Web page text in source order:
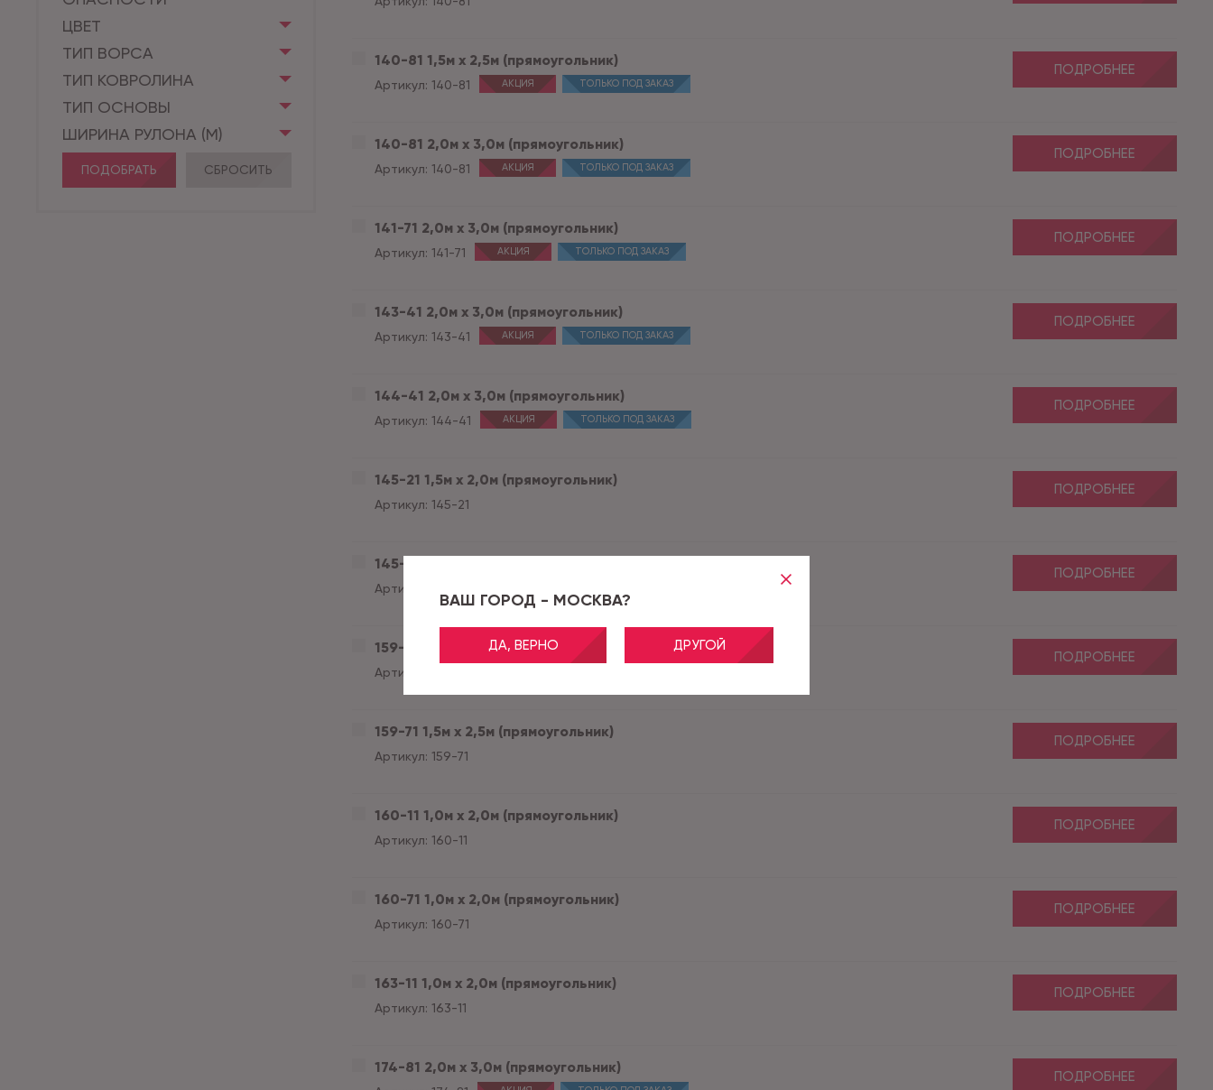
ВАШ ГОРОД - МОСКВА?
ДА, ВЕРНО ДРУГОЙ
ЦВЕТ
ТИП ВОРСА
ТИП КОВРОЛИНА
ТИП ОСНОВЫ
ШИРИНА РУЛОНА (М)
ПОДОБРАТЬ СБРОСИТЬ
140-81 1,5м х 2,5м (прямоугольник)
Артикул: 140-81 АКЦИЯ ТОЛЬКО ПОД ЗАКАЗ
ПОДРОБНЕЕ
140-81 2,0м х 3,0м (прямоугольник)
Артикул: 140-81 АКЦИЯ ТОЛЬКО ПОД ЗАКАЗ
ПОДРОБНЕЕ
141-71 2,0м х 3,0м (прямоугольник)
Артикул: 141-71 АКЦИЯ ТОЛЬКО ПОД ЗАКАЗ
ПОДРОБНЕЕ
143-41 2,0м х 3,0м (прямоугольник)
Артикул: 143-41 АКЦИЯ ТОЛЬКО ПОД ЗАКАЗ
ПОДРОБНЕЕ
144-41 2,0м х 3,0м (прямоугольник)
Артикул: 144-41 АКЦИЯ ТОЛЬКО ПОД ЗАКАЗ
ПОДРОБНЕЕ
145-21 1,5м х 2,0м (прямоугольник)
Артикул: 145-21
ПОДРОБНЕЕ
145-21 2,0м х 3,0м (прямоугольник)
Артикул:
ПОДРОБНЕЕ
159-11 1,0м х 2,0м (прямоугольник)
Артикул:
ПОДРОБНЕЕ
159-71 1,5м х 2,5м (прямоугольник)
Артикул: 159-71
ПОДРОБНЕЕ
160-11 1,0м х 2,0м (прямоугольник)
Артикул: 160-11
ПОДРОБНЕЕ
160-71 1,0м х 2,0м (прямоугольник)
Артикул: 160-71
ПОДРОБНЕЕ
163-11 1,0м х 2,0м (прямоугольник)
Артикул: 163-11
ПОДРОБНЕЕ
174-81 2,0м х 3,0м (прямоугольник)
ПОДРОБНЕЕ